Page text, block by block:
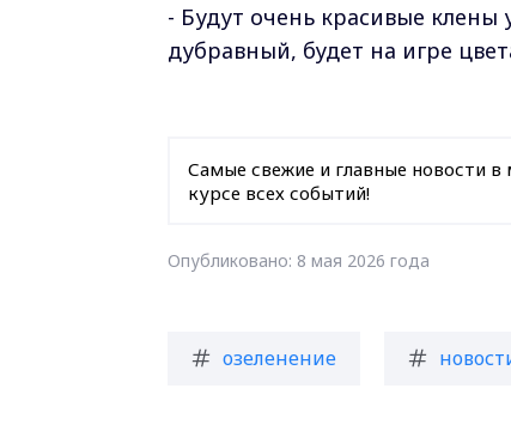
- Будут очень красивые
дубравный, будет на игре
Самые свежие и главные новости в
курсе всех событий!
Опубликовано: 8 мая 2026 года
озеленение